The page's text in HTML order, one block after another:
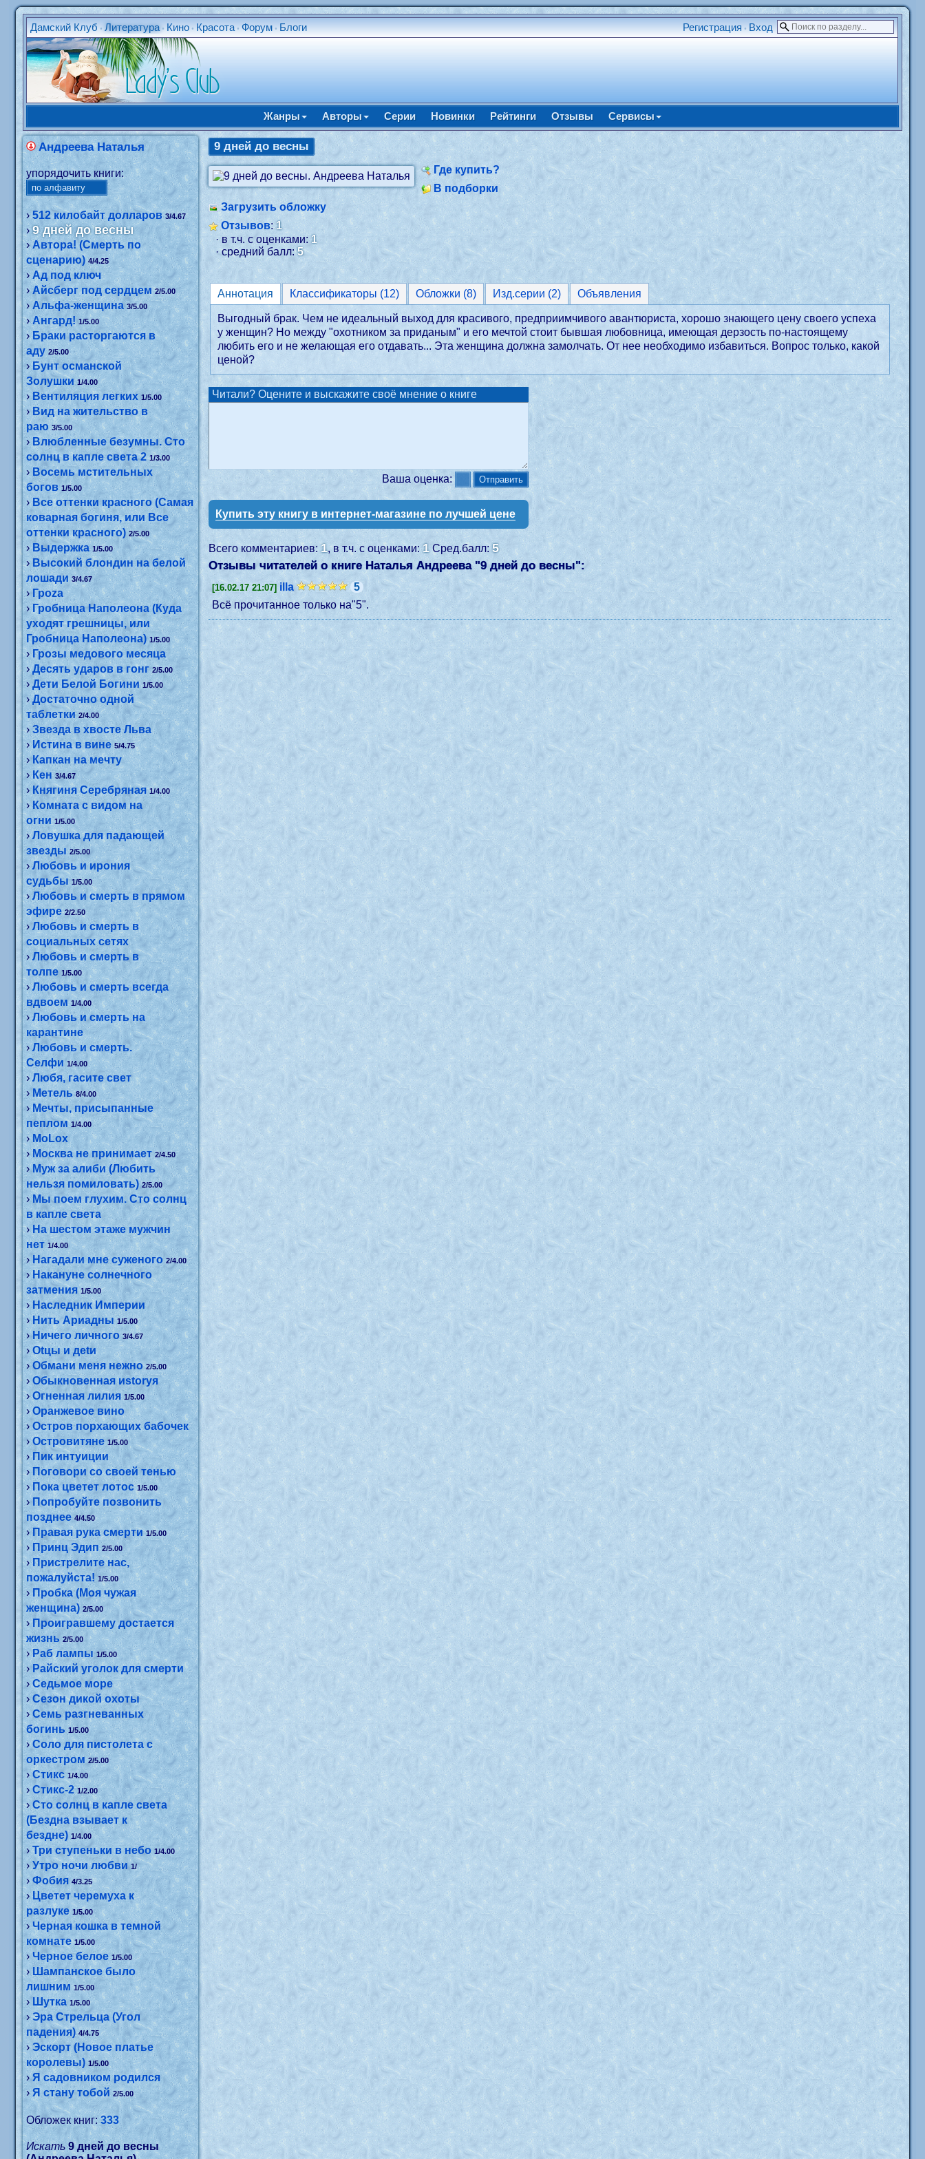
Дамский Клуб •Литература • Кино • Красота •Форум • Блоги Регистрация • Вход
Жанры Авторы Серии Новинки Рейтинги Отзывы Сервисы
Андреева Наталья
упорядочить книги:
›512 килобайт долларов 3/4.67
›9 дней до весны
›Автора! (Смерть по
сценарию) 4/4.25
› Ад под ключ
›Айсберг под сердцем 2/5.00
›Альфа-женщина 3/5.00
›Ангард! 1/5.00
›Браки расторгаются в
аду 2/5.00
›Бунт османской
Золушки 1/4.00
›Вентиляция легких 1/5.00
›Вид на жительство в
раю 3/5.00
› Влюбленные безумны. Сто
солнц в капле света 2 1/3.00
› Восемь мстительных
богов 1/5.00
›Все оттенки красного (Самая
коварная богиня, или Все
оттенки красного) 2/5.00
›Выдержка 1/5.00
› Высокий блондин на белой
лошади 3/4.67
› Гроzа
›Гробница Наполеона (Куда
уходят грешницы, или
Гробница Наполеона) 1/5.00
›Грозы медового месяца
›Десять ударов в гонг 2/5.00
›Дети Белой Богини 1/5.00
›Достаточно одной
таблетки 2/4.00
›Звезда в хвосте Льва
›Истина в вине 5/4.75
› Капкан на мечту
›Кен 3/4.67
›Княгиня Серебряная 1/4.00
›Комната с видом на
огни 1/5.00
›Ловушка для падающей
звезды 2/5.00
›Любовь и ирония
судьбы 1/5.00
›Любовь и смерть в прямом
эфире 2/2.50
›Любовь и смерть в
социальных сетях
›Любовь и смерть в
толпе 1/5.00
›Любовь и смерть всегда
вдвоем 1/4.00
›Любовь и смерть на
карантине
›Любовь и смерть.
Селфи 1/4.00
›Любя, гасите свет
› Метель 8/4.00
›Мечты, присыпанные
пеплом 1/4.00
›МоLох
›Москва не принимает 2/4.50
›Муж за алиби (Любить
нельзя помиловать) 2/5.00
›Мы поем глухим. Сто солнц
в капле света
›На шестом этаже мужчин
нет 1/4.00
› Нагадали мне суженого 2/4.00
›Накануне солнечного
затмения 1/5.00
›Наследник Империи
›Нить Ариадны 1/5.00
›Ничего личного 3/4.67
›Оtцы и деtи
›Обмани меня нежно 2/5.00
›Обыкновенная иstоryя
›Огненная лилия 1/5.00
›Оранжевое вино
›Остров порхающих бабочек
›Островитяне 1/5.00
›Пик интуиции
› Поговори со своей тенью
›Пока цветет лотос 1/5.00
› Попробуйте позвонить
позднее 4/4.50
›Правая рука смерти 1/5.00
›Принц Эдип 2/5.00
›Пристрелите нас,
пожалуйста! 1/5.00
› Пробка (Моя чужая
женщина) 2/5.00
›Проигравшему достается
жизнь 2/5.00
›Раб лампы 1/5.00
› Райский уголок для смерти
›Седьмое море
›Сезон дикой охоты
›Семь разгневанных
богинь 1/5.00
›Соло для пистолета с
оркестром 2/5.00
›Стикс 1/4.00
›Стикс-2 1/2.00
›Сто солнц в капле света
(Бездна взывает к
бездне) 1/4.00
›Три ступеньки в небо 1/4.00
›Утро ночи любви 1/
›Фобия 4/3.25
›Цветет черемуха к
разлуке 1/5.00
›Черная кошка в темной
комнате 1/5.00
›Черное белое 1/5.00
›Шампанское было
лишним 1/5.00
› Шутка 1/5.00
›Эра Стрельца (Угол
падения) 4/4.75
›Эскорт (Новое платье
королевы) 1/5.00
›Я садовником родился
›Я стану тобой 2/5.00
Обложек книг:333
Искать 9 дней до весны
9 дней до весны
Где купить?
В подборки
Загрузить обложку
Отзывов:1
· в т.ч. с оценками:1
· средний балл:5
Аннотация Классификаторы (12) Обложки (8) Изд.серии (2) Объявления
Выгодный брак. Чем не идеальный выход для красивого, предприимчивого авантюриста, хорошо знающего цену своего успеха
у женщин? Но между "охотником за приданым" и его мечтой стоит бывшая любовница, имеющая дерзость по-настоящему
любить его и не желающая его отдавать... Эта женщина должна замолчать. От нее необходимо избавиться. Вопрос только, какой
ценой?
Читали? Оцените и выскажите своё мнение о книге
Ваша оценка:
Купить эту книгу в интернет-магазине по лучшей цене
Всего комментариев: 1, в т.ч. с оценками:1 Сред.балл:5
Отзывы читателей о книге Наталья Андреева "9 дней до весны":
[16.02.17 21:07] illa
5
Всё прочитанное только на"5".